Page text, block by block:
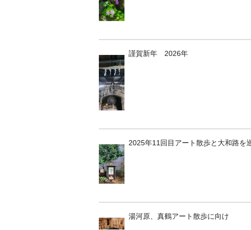
謹賀新年 2026年
2025年11回目アート散歩と大和路を
湯河原、真鶴アート散歩に向け